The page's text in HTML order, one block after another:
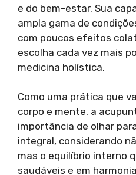
e do bem-estar. Sua
ampla gama de
com poucos efeitos
escolha cada vez mais
medicina holística.
Como uma prática que
corpo e mente, a
importância de olhar
integral, considerando
mas o equilíbrio interno
saudáveis e em